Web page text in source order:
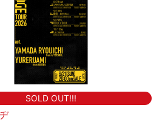
SOLD OUT!!!